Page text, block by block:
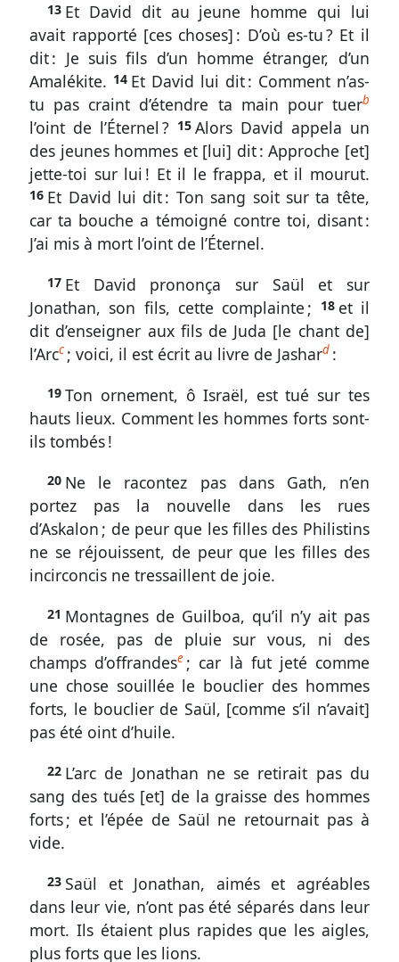
13 Et David dit au jeune homme qui lui
avait rapporté [ces choses] : D’où es-tu ? Et il
dit : Je suis fils d’un homme étranger, d’un
Amalékite. 14 Et David lui dit : Comment n’as-
tu pas craint d’étendre ta main pour tuerb
l’oint de l’Éternel ? 15 Alors David appela un
des jeunes hommes et [lui] dit : Approche [et]
jette-toi sur lui ! Et il le frappa, et il mourut.
16 Et David lui dit : Ton sang soit sur ta tête,
car ta bouche a témoigné contre toi, disant :
J’ai mis à mort l’oint de l’Éternel.
17 Et David prononça sur Saül et sur
Jonathan, son fils, cette complainte ;
18 et il
dit d’enseigner aux fils de Juda [le chant de]
l’Arcc ; voici, il est écrit au livre de Jashard :
19 Ton ornement, ô Israël, est tué sur tes
hauts lieux. Comment les hommes forts sont-
ils tombés !
20 Ne le racontez pas dans Gath, n’en
portez pas la nouvelle dans les rues
d’Askalon ; de peur que les filles des Philistins
ne se réjouissent, de peur que les filles des
incirconcis ne tressaillent de joie.
21 Montagnes de Guilboa, qu’il n’y ait pas
de rosée, pas de pluie sur vous, ni des
champs d’offrandese ; car là fut jeté comme
une chose souillée le bouclier des hommes
forts, le bouclier de Saül, [comme s’il n’avait]
pas été oint d’huile.
22 L’arc de Jonathan ne se retirait pas du
sang des tués [et] de la graisse des hommes
forts ; et l’épée de Saül ne retournait pas à
vide.
23 Saül et Jonathan, aimés et agréables
dans leur vie, n’ont pas été séparés dans leur
mort. Ils étaient plus rapides que les aigles,
plus forts que les lions.
Abréviations
Écarts
de
numérotation
Autres
supports
Exemplaire
papier
Télécharger
Nous
Signaler
une
erreur
Participer
aux
coûts
du
site